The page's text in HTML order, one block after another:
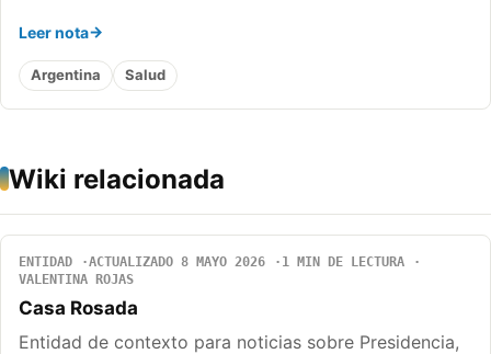
Leer nota
Argentina Salud
Wiki relacionada
ENTIDAD ACTUALIZADO 8 MAYO 2026
1 MIN DE LECTURA
VALENTINA ROJAS
Casa Rosada
Entidad de contexto para noticias sobre Presidencia,